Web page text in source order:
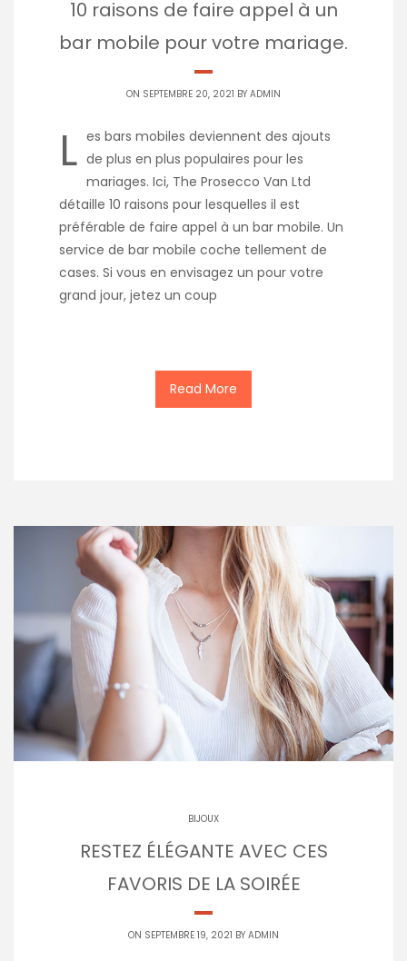
10 raisons de faire appel à un
bar mobile pour votre mariage.
ON SEPTEMBRE 20, 2021 BY ADMIN
L es bars mobiles deviennent des ajouts
de plus en plus populaires pour les
mariages. Ici, The Prosecco Van Ltd
détaille 10 raisons pour lesquelles il est
préférable de faire appel à un bar mobile. Un
service de bar mobile coche tellement de
cases. Si vous en envisagez un pour votre
grand jour, jetez un coup
Read More
BIJOUX
RESTEZ ÉLÉGANTE AVEC CES
FAVORIS DE LA SOIRÉE
ON SEPTEMBRE 19, 2021 BY ADMIN